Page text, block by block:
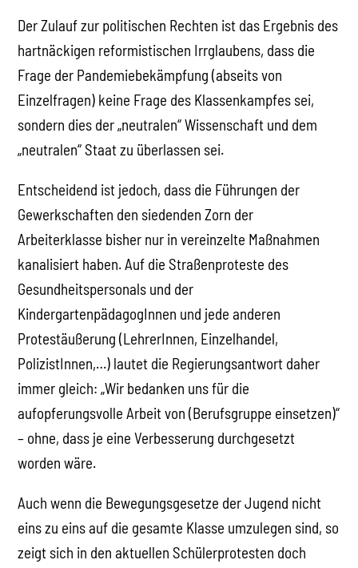
Der Zulauf zur politischen Rechten ist das Ergebnis des
hartnäckigen reformistischen Irrglaubens, dass die
Frage der Pandemiebekämpfung (abseits von
Einzelfragen) keine Frage des Klassenkampfes sei,
sondern dies der „neutralen“ Wissenschaft und dem
„neutralen“ Staat zu überlassen sei.
Entscheidend ist jedoch, dass die Führungen der
Gewerkschaften den siedenden Zorn der
Arbeiterklasse bisher nur in vereinzelte Maßnahmen
kanalisiert haben. Auf die Straßenproteste des
Gesundheitspersonals und der
KindergartenpädagogInnen und jede anderen
Protestäußerung (LehrerInnen, Einzelhandel,
PolizistInnen,…) lautet die Regierungsantwort daher
immer gleich: „Wir bedanken uns für die
aufopferungsvolle Arbeit von (Berufsgruppe einsetzen)“
– ohne, dass je eine Verbesserung durchgesetzt
worden wäre.
Auch wenn die Bewegungsgesetze der Jugend nicht
eins zu eins auf die gesamte Klasse umzulegen sind, so
zeigt sich in den aktuellen Schülerprotesten doch